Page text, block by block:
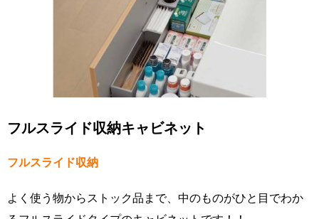
フルスライド収納キャビネット
フルスライド収納
よく使う物からストック品まで、中のものがひと目でわか